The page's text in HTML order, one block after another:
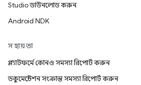
Studio ডাউনলোড করুন
Android NDK
সহায়তা
প্ল্যাটফর্মে কোনও সমস্যা রিপোর্ট করুন
ডকুমেন্টেশন সংক্রান্ত সমস্যা রিপোর্ট করুন